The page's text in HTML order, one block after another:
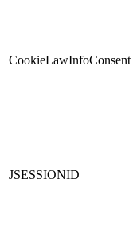
CookieLawInfoConsent
JSESSIONID